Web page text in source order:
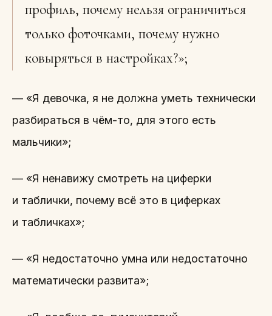
профиль, почему нельзя ограничиться
только фоточками, почему нужно
ковыряться в настройках?»;
— «Я девочка, я не должна уметь технически
разбираться в чём-то, для этого есть
мальчики»;
— «Я ненавижу смотреть на циферки
и таблички, почему всё это в циферках
и табличках»;
— «Я недостаточно умна или недостаточно
математически развита»;